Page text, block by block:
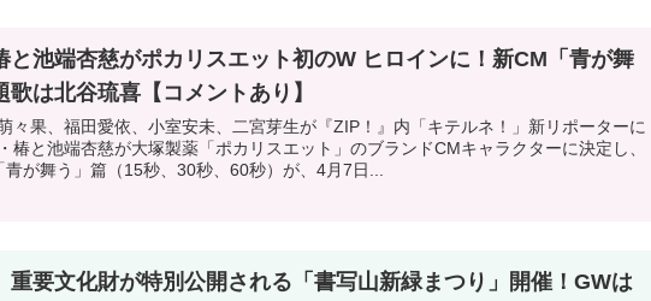
と池端杏慈がポカリスエット初のW ヒロインに！新CM「青が舞
歌は北谷琉喜【コメントあり】
々果、福田愛依、小室安未、二宮芽生が『ZIP！』内「キテルネ！」新リポーターに
椿と池端杏慈が大塚製薬「ポカリスエット」のブランドCMキャラクターに決定し、
青が舞う」篇（15秒、30秒、60秒）が、4月7日...
重要文化財が特別公開される「書写山新緑まつり」開催！GWは